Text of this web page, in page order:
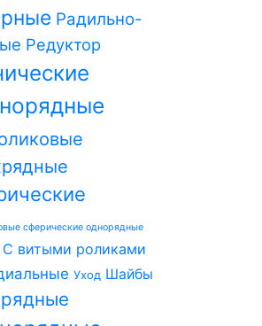
Радильно-
Редуктор
сферические однорядные
С витыми роликами
Уход Шайбы